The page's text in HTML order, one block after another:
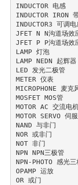
INDUCTOR 电感
INDUCTOR IRON
INDUCTOR3 可调电
JFET N N沟道场效
JFET P P沟道场效
LAMP 灯泡
LAMP NEDN 起辉器
LED 发光二极管
METER 仪表
MICROPHONE 麦克
MOSFET MOS管
MOTOR AC 交流电
MOTOR SERVO 伺
NAND 与非门
NOR 或非门
NOT 非门
NPN NPN三极管
NPN-PHOTO 感光三
OPAMP 运放
OR 或门